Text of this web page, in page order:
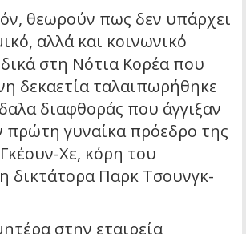
θεωρούν πως δεν υπάρχει
αλλά και κοινωνικό
στη Νότια Κορέα που
δεκαετία ταλαιπωρήθηκε
διαφθοράς που άγγιξαν
πρώτη γυναίκα πρόεδρο της
Χε, κόρη του
δικτάτορα Παρκ Τσουνγκ-
στην εταιρεία